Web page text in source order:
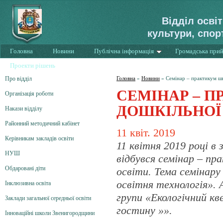
Відділ
культури,
Головна Новини Публічна інформація
Громадська
Проекти рішень
Про відділ
Організація роботи
Накази відділу
Районний методичний кабінет
Керівникам закладів освіти
НУШ
Обдаровані діти
Інклюзивна освіта
Заклади загальної середньої освіти
Інноваційні школи Звенигородщини
Головна » Новини » Семінар – практикум
СЕМІНАР –
11 квіт. 2019
11 квітня 2019 році в
відбувся семінар –
освіти. Тема
освітня
групи «Екологічний
гостину »».